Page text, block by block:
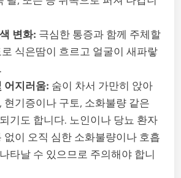
변화: 극심한 통증과 함께 주체할
식은땀이 흐르고 얼굴이 새파랗
어지러움: 숨이 차서 가만히 앉아
현기증이나 구토, 소화불량 같은
기도 합니다. 노인이나 당뇨 환자
없이 오직 심한 소화불량이나 호흡
타날 수 있으므로 주의해야 합니